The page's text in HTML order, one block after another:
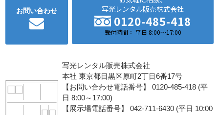
お問い合わせ
写光レンタル販売株式会社
0120-485-418
受付時間： 平日 8:00～17:00
写光レンタル販売株式会社
本社 東京都目黒区原町2丁目6番17号
【お問い合わせ電話番号】 0120-485-418 (平
日 8:00～17:00)
【展示場電話番号】 042-711-6430 (平日 10:00